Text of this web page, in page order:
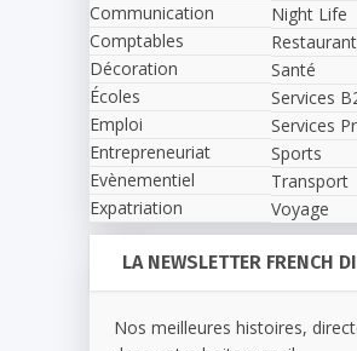
Communication
Comptables
Décoration
Écoles
Emploi
Entrepreneuriat
Evènementiel
Expatriation
Night Life
Santé
Services
Services
Sports
Transport
Voyage
LA NEWSLETTER FRENCH
Nos meilleures histoires,